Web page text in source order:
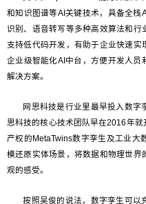
和知识图谱等AI关键技术，具备全
识别、语音转写等多种高效算法和行
支持低代码开发，有助于企业快速实
企业级智能化AI中台，方便开发人员
解决方案。
网思科技是行业里最早投入数字
思科技的核心技术团队早在2016年
产权的MetaTwins数字孪生及工业大
模还原实体场景，将数据和物理世界
观的感受。
按照吴俊的说法，数字孪生可以